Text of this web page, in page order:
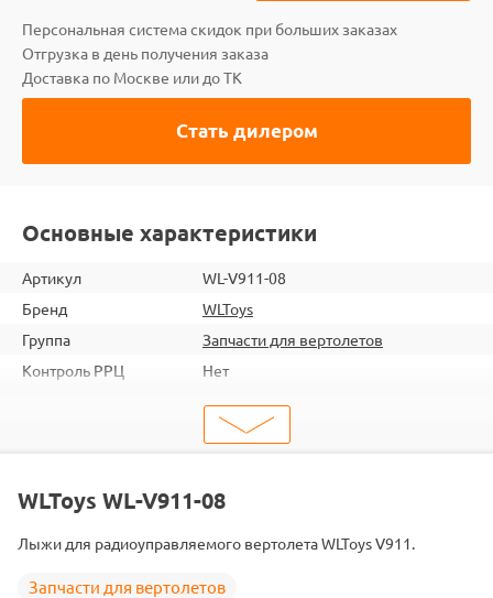
Персональная система скидок при больших заказах
Отгрузка в день получения заказа
Доставка по Москве или до ТК
Стать дилером
Основные характеристики
Артикул
WL-V911-08
Бренд
WLToys
Группа
Запчасти для вертолетов
Контроль РРЦ
Нет
2000000022567
Запчасти для вертолетов
Подходит
V911
WLToys WL-V911-08
Лыжи для радиоуправляемого вертолета WLToys V911.
Запчасти для вертолетов